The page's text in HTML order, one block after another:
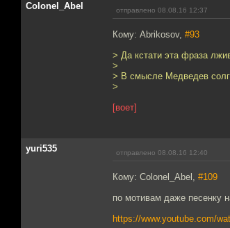
Colonel_Abel отправлено 08.08.16 12:37
Кому: Abrikosov, #93
> Да кстати эта фраза
>
> В смысле Медведев
>
[воет]
yuri535 отправлено 08.08.16 12:40
Кому: Colonel_Abel, #109
по мотивам даже песенку
https://www.youtube.com/